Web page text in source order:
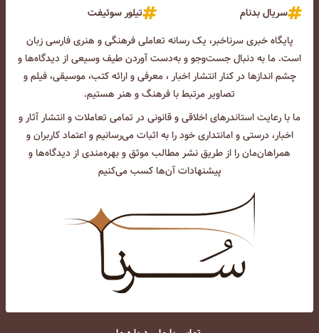
سریال بدنام
تیلور سوئیفت
پایگاه خبری سرناخبر، یک رسانه تعاملی فرهنگی و هنری فارسی زبان
است. ما به دنبال جست‌و‌جو و به‌دست آوردن طیف وسیعی از دیدگاه‌ها و
چشم انداز‌ها در کنار انتشار اخبار ، معرفی و ارائه کتب، موسیقی، فیلم و
تصاویر مرتبط با فرهنگ و هنر هستیم.
ما با رعایت استاندرهای اخلاقی و قانونی در تمامی تعاملات و انتشار آثار و
اخبار، درستی و امانتداری خود را به اثبات می‌رسانیم و اعتماد کاربران و
همراهان‌مان را از طریق نشر مطالب موثق و بهره‌مندی از دیدگاه‌ها و
پیشنهادات آن‌ها کسب می‌کنیم